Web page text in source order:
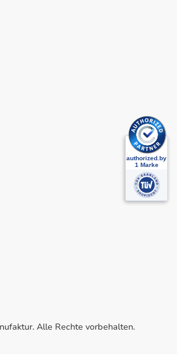
Alle Rechte vorbehalten.